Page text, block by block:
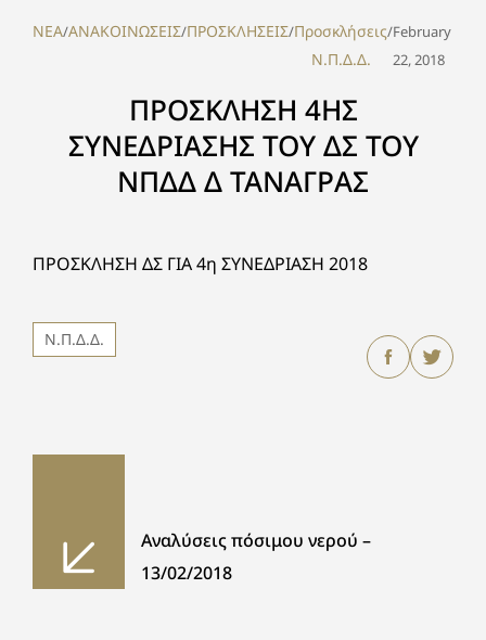
NEA/ΑΝΑΚΟΙΝΩΣΕΙΣ/ΠΡΟΣΚΛΗΣΕΙΣ/Προσκλήσεις
Ν.Π.Δ.Δ.
/February
22, 2018
ΠΡΟΣΚΛΗΣΗ 4ΗΣ
ΣΥΝΕΔΡΙΑΣΗΣ ΤΟΥ ΔΣ ΤΟΥ
ΝΠΔΔ Δ ΤΑΝΑΓΡΑΣ
ΠΡΟΣΚΛΗΣΗ ΔΣ ΓΙΑ 4η ΣΥΝΕΔΡΙΑΣΗ 2018
Ν.Π.Δ.Δ.
Αναλύσεις πόσιμου νερού –
13/02/2018